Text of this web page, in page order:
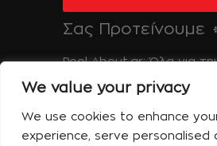
We value your privacy
We use cookies to enhance
experience, serve personalised
Σας Προτείνουμε
Pool-About.gr: Όλα για
Tinos-About.gr: